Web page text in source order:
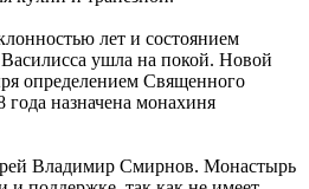
лет и состоянием
Василисса ушла на покой. Новой
определением Священного
года назначена монахиня
Владимир Смирнов. Монастырь